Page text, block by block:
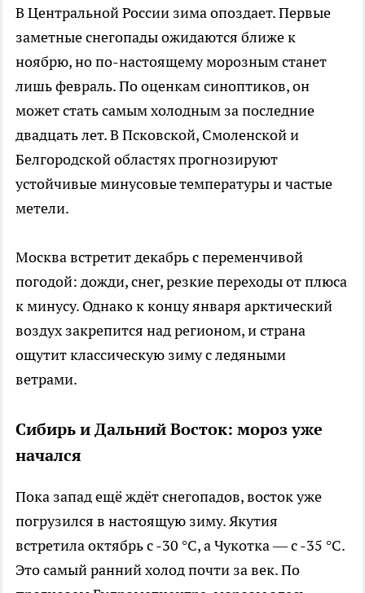
В Центральной России зима опоздает. Первые
заметные снегопады ожидаются ближе к
ноябрю, но по-настоящему морозным станет
лишь февраль. По оценкам синоптиков, он
может стать самым холодным за последние
двадцать лет. В Псковской, Смоленской и
Белгородской областях прогнозируют
устойчивые минусовые температуры и частые
метели.
Москва встретит декабрь с переменчивой
погодой: дожди, снег, резкие переходы от плюса
к минусу. Однако к концу января арктический
воздух закрепится над регионом, и страна
ощутит классическую зиму с ледяными
ветрами.
Сибирь и Дальний Восток: мороз уже
начался
Пока запад ещё ждёт снегопадов, восток уже
погрузился в настоящую зиму. Якутия
встретила октябрь с -30 °C, а Чукотка — с -35 °C.
Это самый ранний холод почти за век. По